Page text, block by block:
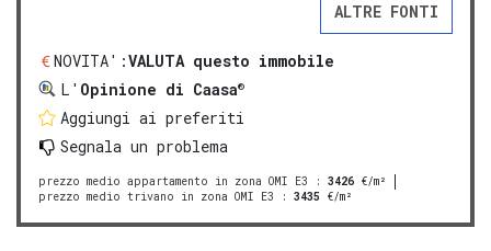
ALTRE FONTI
NOVITA':VALUTA questo immobile
L' Opinione di Caasa®
Aggiungi ai preferiti
Segnala un problema
prezzo medio appartamento in zona OMI E3 : 3426 €/m²
prezzo medio trivano in zona OMI E3 : 3435 €/m²